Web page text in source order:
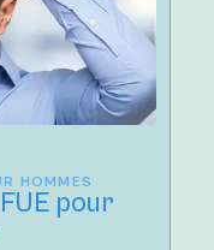
HOMMES
pour